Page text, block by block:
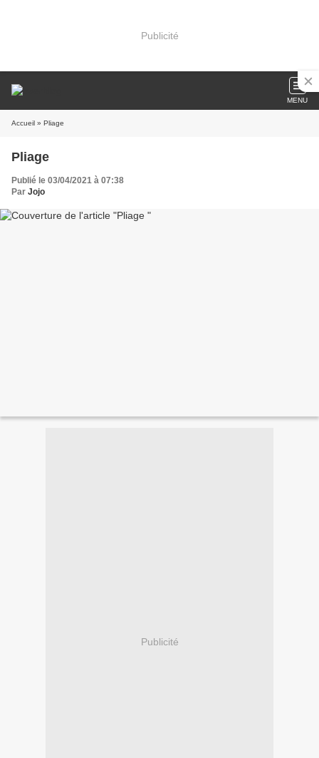
Publicité
MENU
Accueil » Pliage
Pliage
Publié le 03/04/2021 à 07:38
Par Jojo
Publicité